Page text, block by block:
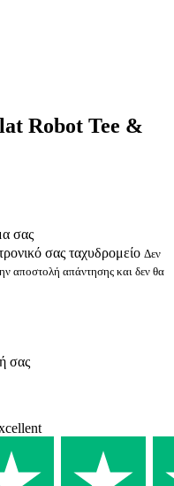
Robot Tee &
σας
σας ταχυδρομείο Δεν
αποστολή απάντησης και δεν θα
σας